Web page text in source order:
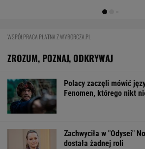
WSPÓŁPRACA PŁATNA Z WYBORCZA.PL
ZROZUM, POZNAJ, ODKRYWAJ
Polacy zaczęli mówić
Fenomen, którego nikt
Zachwyciła w "Odysei"
dostała żadnej roli